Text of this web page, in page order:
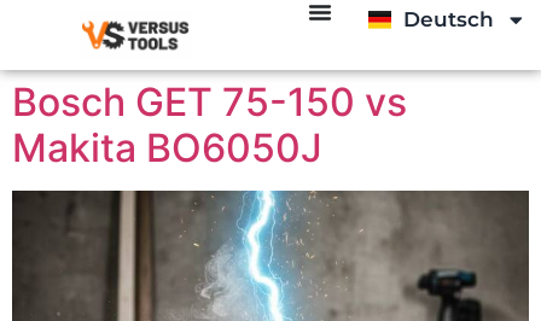
Deutsch
English
Bosch GET 75-150 vs
Makita BO6050J